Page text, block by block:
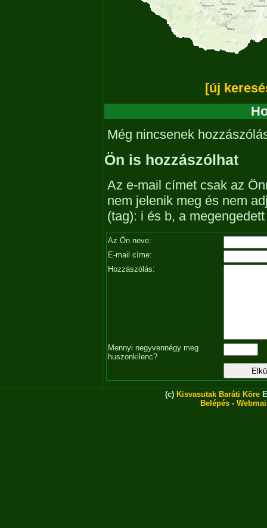
[új
Még nincsenek
Ön is hozzászólhat
Az e-mail címet csak az
nem jelenik meg és nem
(tag): i és b, a
Az Ön neve:
E-mail címe:
Hozzászólás:
Mennyi negyvennégy meg
huszonkilenc?
(c) Kisvasutak Baráti Köre
Belépés -